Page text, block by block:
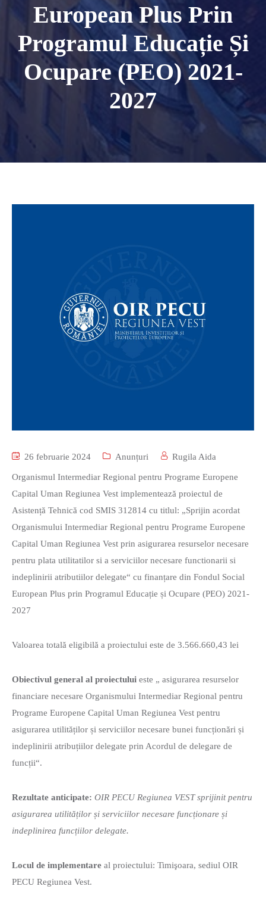
European Plus Prin
Programul Educație Și
Ocupare (PEO) 2021-
2027
26 februarie 2024 Anunțuri Rugila Aida
Organismul Intermediar Regional pentru Programe Europene
Capital Uman Regiunea Vest implementează proiectul de
Asistență Tehnică cod SMIS 312814 cu titlul: „Sprijin acordat
Organismului Intermediar Regional pentru Programe Europene
Capital Uman Regiunea Vest prin asigurarea resurselor necesare
pentru plata utilitatilor si a serviciilor necesare functionarii si
indeplinirii atributiilor delegate“ cu finanțare din Fondul Social
European Plus prin Programul Educație și Ocupare (PEO) 2021-
2027
Valoarea totală eligibilă a proiectului este de 3.566.660,43 lei
Obiectivul general al proiectului este „ asigurarea resurselor
financiare necesare Organismului Intermediar Regional pentru
Programe Europene Capital Uman Regiunea Vest pentru
asigurarea utilităților și serviciilor necesare bunei funcționări și
indeplinirii atribuțiilor delegate prin Acordul de delegare de
funcții“.
Rezultate anticipate: OIR PECU Regiunea VEST sprijinit pentru
asigurarea utilităților și serviciilor necesare funcționare și
indeplinirea funcțiilor delegate.
Locul de implementare al proiectului: Timişoara, sediul OIR
PECU Regiunea Vest.